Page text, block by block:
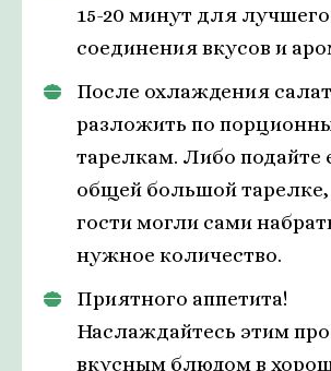
15-20 минут для лучшего
соединения вкусов и
После охлаждения
разложить по
тарелкам. Либо подайте
общей большой
гости могли сами
нужное количество.
Приятного аппетита!
Наслаждайтесь этим
вкусным блюдом в